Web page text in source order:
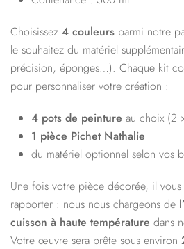
Choisissez 4 couleurs parmi notre
le souhaitez du matériel
précision, éponges…). Chaque kit
pour personnaliser votre création :
4 pots de peinture au choix (2
1 pièce Pichet Nathalie
du matériel optionnel selon vos
Une fois votre pièce décorée, il
rapporter : nous nous chargeons de
cuisson à haute température dans
Votre œuvre sera prête sous environ